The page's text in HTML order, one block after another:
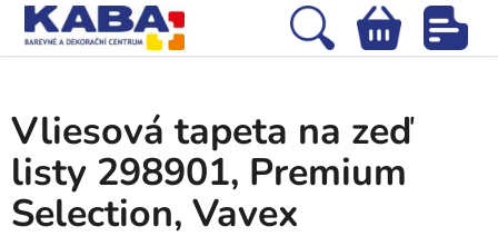
Přejít
obsah
Hledat
NÁKUPNÍ
Vliesová tapeta na zeď
listy 298901, Premium
Selection, Vavex